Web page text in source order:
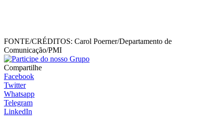
FONTE/CRÉDITOS: Carol Poerner/Departamento de
Comunicação/PMI
Compartilhe
Facebook
Twitter
Whatsapp
Telegram
LinkedIn